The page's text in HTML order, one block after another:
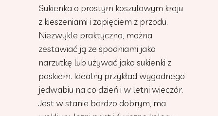
Sukienka o prostym koszulowym kroju
z kieszeniami i zapięciem z przodu.
Niezwykle praktyczna, można
zestawiać ją ze spodniami jako
narzutkę lub używać jako sukienki z
paskiem. Idealny przykład wygodnego
jedwabiu na co dzień i w letni wieczór.
Jest w stanie bardzo dobrym, ma